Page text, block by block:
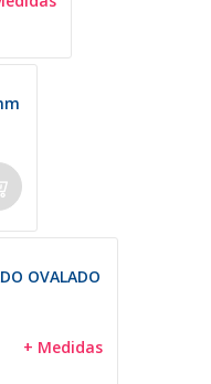
OVALADO
+ Medidas